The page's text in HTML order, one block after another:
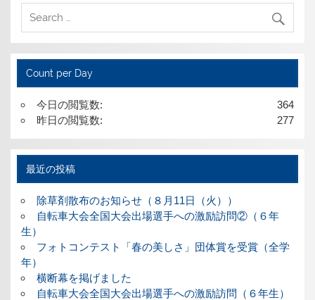
Count per Day
364
今日の閲覧数:
277
昨日の閲覧数:
最近の投稿
除草剤散布のお知らせ（８月11日（火））
自転車大会全国大会出場選手への激励訪問②（６年
生）
フォトコンテスト「春の美しさ」団体賞を受賞（全学
年）
横断幕を掲げました
自転車大会全国大会出場選手への激励訪問（６年生）